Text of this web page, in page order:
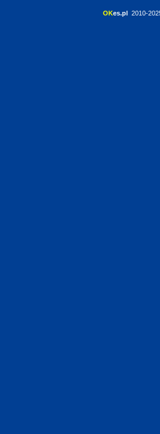
OKes.pl 2010-